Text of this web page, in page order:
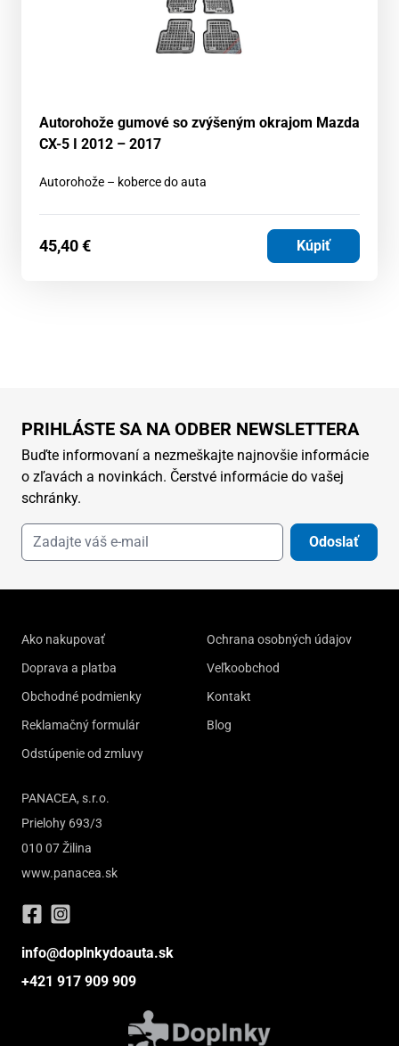
Autorohože gumové so zvýšeným okrajom Mazda
CX-5 I 2012 – 2017
Autorohože – koberce do auta
45,40€ Kúpiť
PRIHLÁSTE SA NA ODBER NEWSLETTERA
Buďte informovaní a nezmeškajte najnovšie informácie
o zľavách a novinkách. Čerstvé informácie do vašej
schránky.
Odoslať
Ako nakupovať
Doprava a platba
Obchodné podmienky
Reklamačný formulár
Odstúpenie od zmluvy
Ochrana osobných údajov
Veľkoobchod
Kontakt
Blog
PANACEA, s.r.o.
Prielohy 693/3
010 07 Žilina
www.panacea.sk
info@doplnkydoauta.sk
+421 917 909 909